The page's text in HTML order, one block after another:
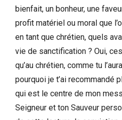
bienfait, un bonheur, une
profit matériel ou moral que
en tant que chrétien, quels
vie de sanctification ? Oui,
qu’au chrétien, comme tu
pourquoi je t’ai recommandé
qui est le centre de mon
Seigneur et ton Sauveur